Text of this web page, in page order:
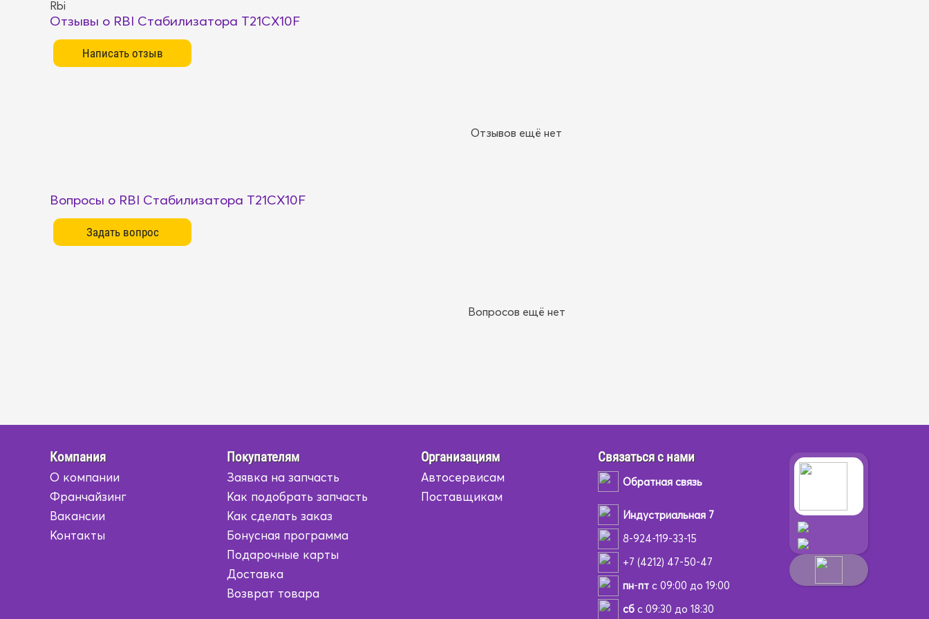
Rbi
Отзывы о RBI Стабилизатора T21CX10F
Отзывов ещё нет
Вопросы о RBI Стабилизатора T21CX10F
Вопросов ещё нет
Компания
О компании
Франчайзинг
Вакансии
Контакты
Покупателям
Заявка на запчасть
Как подобрать запчасть
Как сделать заказ
Бонусная программа
Подарочные карты
Доставка
Возврат товара
Организациям
Автосервисам
Поставщикам
Связаться с нами
Обратная связь
Индустриальная 7
8-924-119-33-15
+7 (4212) 47-50-47
пн-птс 09:00 до 19:00
сбс 09:30 до 18:30